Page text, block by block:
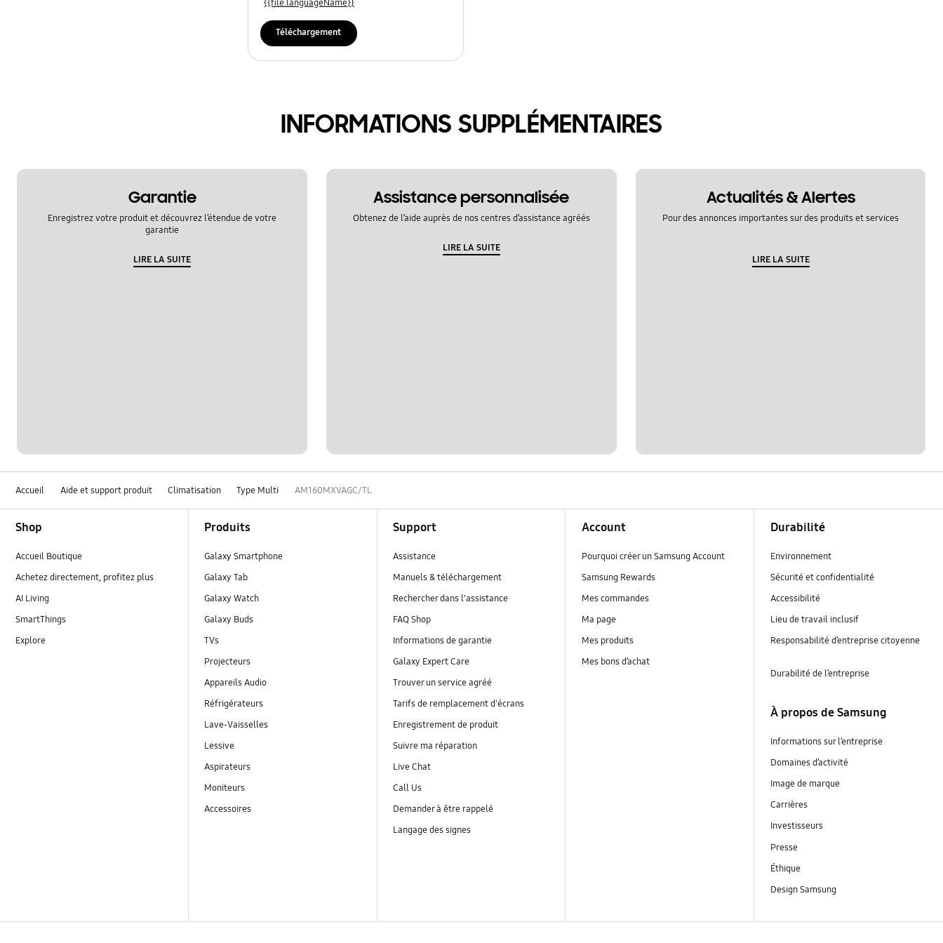
{{file.languageName}}
Téléchargement
INFORMATIONS SUPPLÉMENTAIRES
Garantie
Enregistrez votre produit et découvrez l’étendue de votre
garantie
LIRE LA SUITE
Assistance personnalisée
Obtenez de l’aide auprès de nos centres d’assistance agréés
LIRE LA SUITE
Actualités & Alertes
Pour des annonces importantes sur des produits et services
LIRE LA SUITE
Accueil Aide et support produit Climatisation Type Multi AM160MXVAGC/TL
Shop
Accueil Boutique
Achetez directement, profitez plus
AI Living
SmartThings
Explore
Produits
Galaxy Smartphone
Galaxy Tab
Galaxy Watch
Galaxy Buds
TVs
Projecteurs
Appareils Audio
Réfrigérateurs
Lave-Vaisselles
Lessive
Aspirateurs
Moniteurs
Accessoires
Support
Assistance
Manuels & téléchargement
Rechercher dans l'assistance
FAQ Shop
Informations de garantie
Galaxy Expert Care
Trouver un service agréé
Tarifs de remplacement d'écrans
Enregistrement de produit
Suivre ma réparation
Live Chat
Call Us
Demander à être rappelé
Langage des signes
Account
Pourquoi créer un Samsung Account
Samsung Rewards
Mes commandes
Ma page
Mes produits
Mes bons d’achat
Durabilité
Environnement
Sécurité et confidentialité
Accessibilité
Lieu de travail inclusif
Responsabilité d’entreprise citoyenne
Durabilité de l’entreprise
À propos de Samsung
Informations sur l’entreprise
Domaines d’activité
Image de marque
Carrières
Investisseurs
Presse
Éthique
Design Samsung